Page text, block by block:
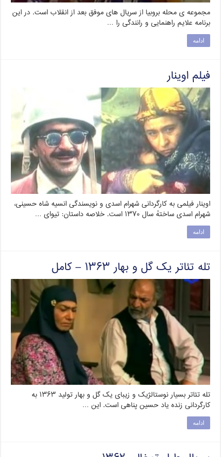
مجموعه ی محله بروبیا از سریال های موفق بعد از انقلاب است. در این
برنامه علایم راهنمایی و رانندگی را …
ادامه
فیلم اوینار
اوینار فیلمی به کارگردانی شهرام اسدی و نویسندگی انسیه شاه حسینی،
شهرام اسدی ساختهٔ سال ۱۳۷۰ است. خلاصه داستان: تیوای …
ادامه
تله تئاتر یک گل و بهار ۱۳۶۳ – کامل
تله تئاتر بسیار نوستالژیک و زیبای یک گل و بهار تولید ۱۳۶۳ به
کارگردانی زنده یاد حسین پناهی است. این …
ادامه